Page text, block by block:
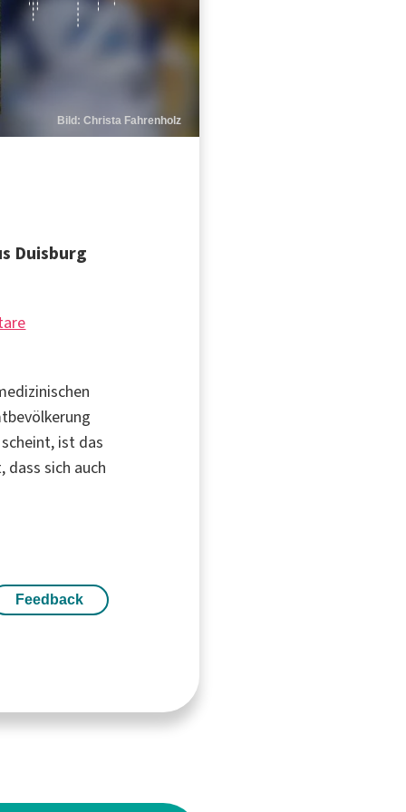
Bild: Christa Fahrenholz
Duisburg
ist das
sich auch
Feedback